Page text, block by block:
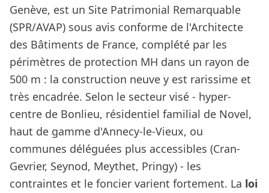
Genève, est un Site Patrimonial Remarquable
(SPR/AVAP) sous avis conforme de l'Architecte
des Bâtiments de France, complété par les
périmètres de protection MH dans un rayon de
500 m : la construction neuve y est rarissime et
très encadrée. Selon le secteur visé - hyper-
centre de Bonlieu, résidentiel familial de Novel,
haut de gamme d'Annecy-le-Vieux, ou
communes déléguées plus accessibles (Cran-
Gevrier, Seynod, Meythet, Pringy) - les
contraintes et le foncier varient fortement. La loi